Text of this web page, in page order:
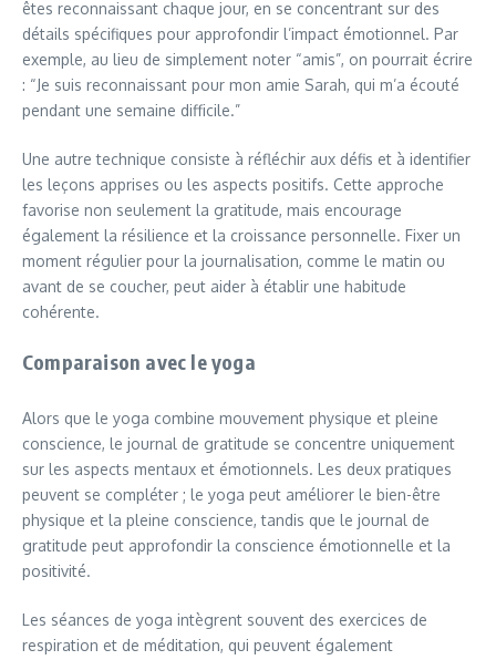
êtes reconnaissant chaque jour, en se concentrant sur des
détails spécifiques pour approfondir l’impact émotionnel. Par
exemple, au lieu de simplement noter “amis”, on pourrait écrire
: “Je suis reconnaissant pour mon amie Sarah, qui m’a écouté
pendant une semaine difficile.”
Une autre technique consiste à réfléchir aux défis et à identifier
les leçons apprises ou les aspects positifs. Cette approche
favorise non seulement la gratitude, mais encourage
également la résilience et la croissance personnelle. Fixer un
moment régulier pour la journalisation, comme le matin ou
avant de se coucher, peut aider à établir une habitude
cohérente.
Comparaison avec le yoga
Alors que le yoga combine mouvement physique et pleine
conscience, le journal de gratitude se concentre uniquement
sur les aspects mentaux et émotionnels. Les deux pratiques
peuvent se compléter ; le yoga peut améliorer le bien-être
physique et la pleine conscience, tandis que le journal de
gratitude peut approfondir la conscience émotionnelle et la
positivité.
Les séances de yoga intègrent souvent des exercices de
respiration et de méditation, qui peuvent également